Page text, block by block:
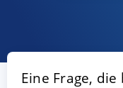
Eine Frage,